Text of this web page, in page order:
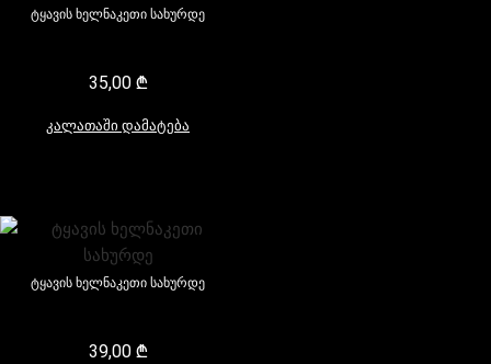
ტყავის ხელნაკეთი სახურდე
35,00 ₾
კალათაში დამატება
ტყავის ხელნაკეთი სახურდე
39,00 ₾